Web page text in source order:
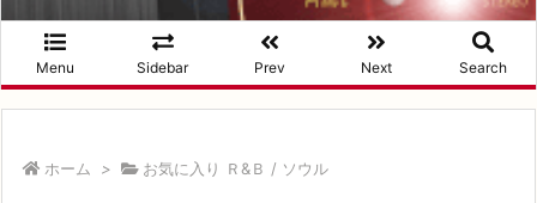
Menu Sidebar Prev Next Search
ホーム > お気に入り Ｒ&Ｂ / ソウル